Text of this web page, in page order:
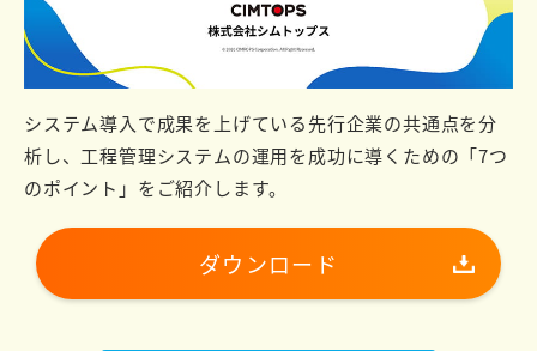
システム導入で成果を上げている先行企業の共通点を分
析し、工程管理システムの運用を成功に導くための「7つ
のポイント」をご紹介します。
ダウンロード